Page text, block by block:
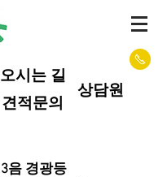
오시는 길
견적문의
상담원
음 경광등